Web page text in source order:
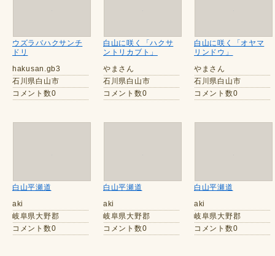
ウズラバハクサンチ
ドリ
hakusan.gb3
石川県白山市
コメント数0
白山に咲く「ハクサ
ントリカブト」
やまさん
石川県白山市
コメント数0
白山に咲く「オヤマ
リンドウ」
やまさん
石川県白山市
コメント数0
白山平瀬道
aki
岐阜県大野郡
コメント数0
白山平瀬道
aki
岐阜県大野郡
コメント数0
白山平瀬道
aki
岐阜県大野郡
コメント数0